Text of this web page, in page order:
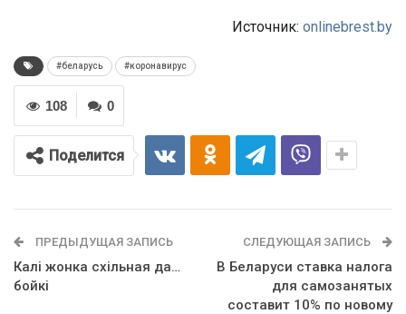
Источник: onlinebrest.by
#беларусь #коронавирус
0
108
Поделится
ПРЕДЫДУЩАЯ ЗАПИСЬ
Калі жонка схільная да…
бойкі
СЛЕДУЮЩАЯ ЗАПИСЬ
В Беларуси ставка налога
для самозанятых
составит 10% по новому